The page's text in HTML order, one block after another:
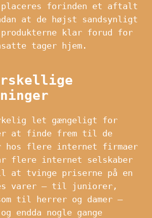
forinden et aftalt
at de højst sandsynligt
klar forud for
tager hjem.
let gængeligt for
at finde frem til de
hos flere internet firmaer
flere internet selskaber
at tvinge priserne på en
varer – til juniorer,
til herrer og damer –
endda nogle gange